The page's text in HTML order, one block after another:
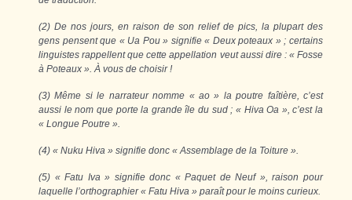
(2) De nos jours, en raison de son relief de pics, la plupart des
gens pensent que « Ua Pou » signifie « Deux poteaux » ; certains
linguistes rappellent que cette appellation veut aussi dire : « Fosse
à Poteaux ». À vous de choisir !
(3) Même si le narrateur nomme « ao » la poutre faîtière, c’est
aussi le nom que porte la grande île du sud ; « Hiva Oa », c’est la
« Longue Poutre ».
(4) « Nuku Hiva » signifie donc « Assemblage de la Toiture ».
(5) « Fatu Iva » signifie donc « Paquet de Neuf », raison pour
laquelle l’orthographier « Fatu Hiva » paraît pour le moins curieux.